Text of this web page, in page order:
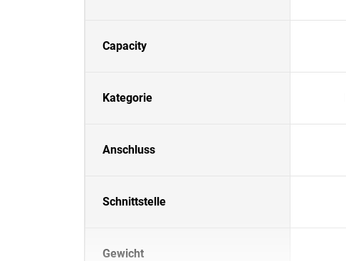
Capacity
Kategorie
Anschluss
Schnittstelle
Gewicht